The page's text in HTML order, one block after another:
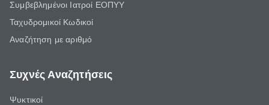
Συμβεβλημένοι Ιατροί ΕΟΠΥΥ
Ταχυδρομικοί Κωδικοί
Αναζήτηση με αριθμό
Συχνές Αναζητήσεις
Ψυκτικοί